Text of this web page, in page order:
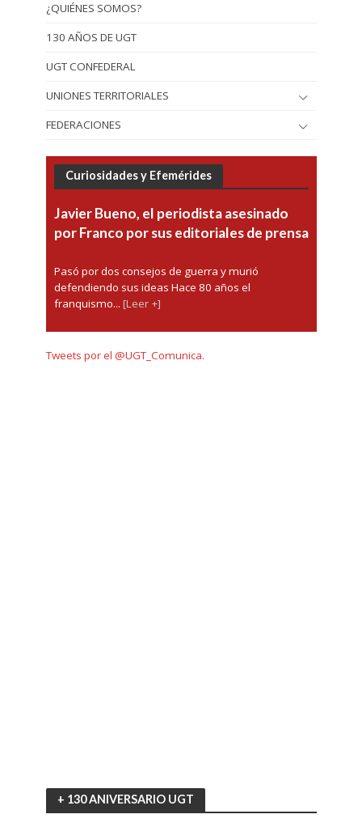
¿QUIÉNES SOMOS?
130 AÑOS DE UGT
UGT CONFEDERAL
UNIONES TERRITORIALES
FEDERACIONES
Curiosidades y Efemérides
Javier Bueno, el periodista asesinado
por Franco por sus editoriales de prensa
Pasó por dos consejos de guerra y murió
defendiendo sus ideas Hace 80 años el
franquismo... [Leer +]
Tweets por el @UGT_Comunica.
+ 130 ANIVERSARIO UGT